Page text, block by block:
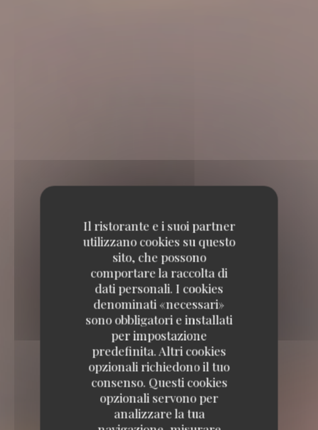
Il ristorante e i suoi partner
utilizzano cookies su questo
sito, che possono
comportare la raccolta di
dati personali. I cookies
denominati «necessari»
sono obbligatori e installati
per impostazione
predefinita. Altri cookies
opzionali richiedono il tuo
consenso. Questi cookies
opzionali servono per
analizzare la tua